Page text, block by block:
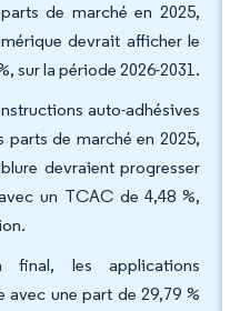
de marché en 2025,
devrait afficher le
sur la période 2026-2031.
auto-adhésives
parts de marché en 2025,
devraient progresser
un TCAC de 4,48 %,
final, les applications
avec une part de 29,79 %